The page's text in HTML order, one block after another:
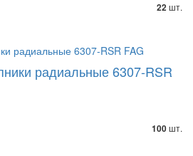
22 шт.
радиальные 6307-RSR
100шт.